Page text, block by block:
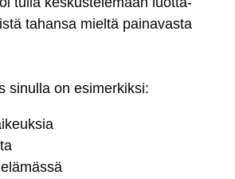
ta­han­sa miel­tä pai­na­vas­ta
si­nul­la on esi­mer­kik­si: